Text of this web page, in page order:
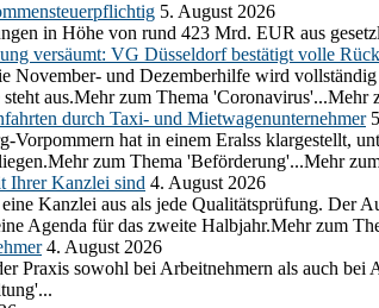
5. August 2026
in Höhe von rund 423 Mrd. EUR aus
versäumt: VG Düsseldorf bestätigt volle
November- und Dezemberhilfe wird
aus.Mehr zum Thema 'Coronavirus'...Mehr
durch Taxi- und Mietwagenunternehmer
hat in einem Eralss klargestellt,
zum Thema 'Beförderung'...Mehr
Ihrer Kanzlei sind 4. August 2026
Kanzlei aus als jede Qualitätsprüfung.
Agenda für das zweite Halbjahr.Mehr zum
4. August 2026
Praxis sowohl bei Arbeitnehmern als auch